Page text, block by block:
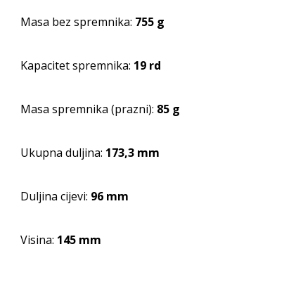
Masa bez spremnika: 755 g
Kapacitet spremnika: 19 rd
Masa spremnika (prazni): 85 g
Ukupna duljina: 173,3 mm
Duljina cijevi: 96 mm
Visina: 145 mm